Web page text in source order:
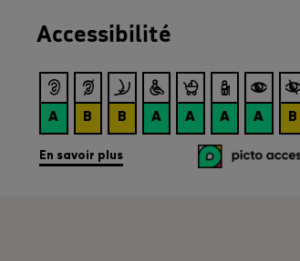
Accessibilité